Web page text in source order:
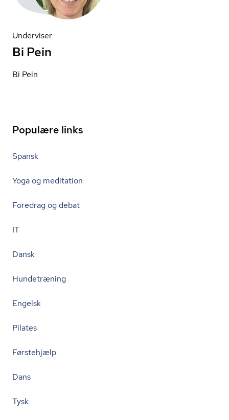
Underviser
Bi Pein
Bi Pein
Populære links
Spansk
Yoga og meditation
Foredrag og debat
IT
Dansk
Hundetræning
Engelsk
Pilates
Førstehjælp
Dans
Tysk